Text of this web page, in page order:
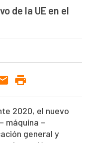
de la UE en el
2020, el nuevo
máquina –
general y